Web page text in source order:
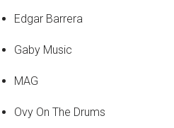
Edgar Barrera
Gaby Music
MAG
Ovy On The Drums